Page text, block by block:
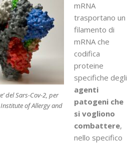
del Sars-Cov-2, per
of Allergy and
mRNA
trasportano un
filamento di
mRNA che
codifica
proteine
specifiche degli
agenti
patogeni che
si vogliono
combattere,
nello specifico